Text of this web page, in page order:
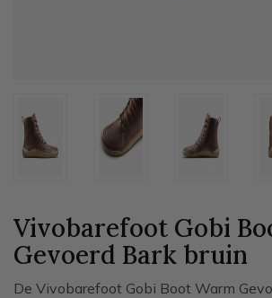
Vivobarefoot Gobi
Gevoerd Bark bruin
De Vivobarefoot Gobi Boot Warm